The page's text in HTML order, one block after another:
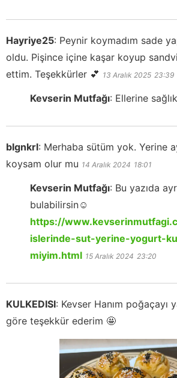
Hayriye25: Peynir koymadım sade
oldu. Pişince içine kaşar koyup
ettim. Teşekkürler 💕 13 Aralık 2025 23:39
Kevserin Mutfağı: Ellerine
blgnkrl: Merhaba sütüm yok. Yerine
koysam olur mu 14 Aralık 2024 18:01
Kevserin Mutfağı: Bu yazıda
bulabilirsin☺️
https://
islerinde-sut-yerine-yogurt-
miyim.html 15 Aralık 2024 23:20
KULKEDISI: Kevser Hanım poğaçayı
göre teşekkür ederim 🤩